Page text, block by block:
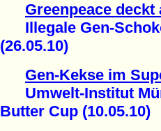
Greenpeace deckt
Illegale Gen-
(26.05.10)
Gen-Kekse im
Umwelt-Institut
Butter Cup (10.05.10)